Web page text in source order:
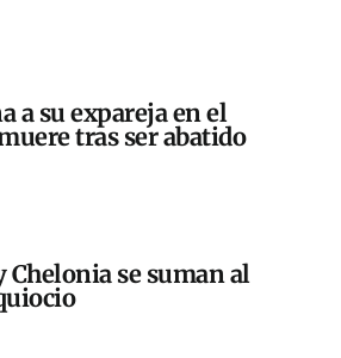
a su expareja en el
tras ser abatido
Chelonia se suman al